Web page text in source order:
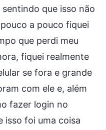
que isso não
a pouco fiquei
que perdi meu
fiquei realmente
se fora e grande
com ele e, além
fazer login no
isso foi uma coisa